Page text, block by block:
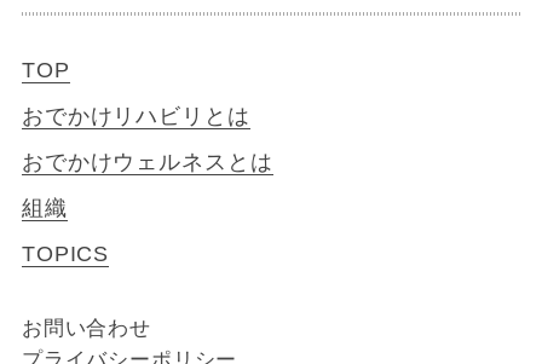
TOP
おでかけリハビリとは
おでかけウェルネスとは
組織
TOPICS
お問い合わせ